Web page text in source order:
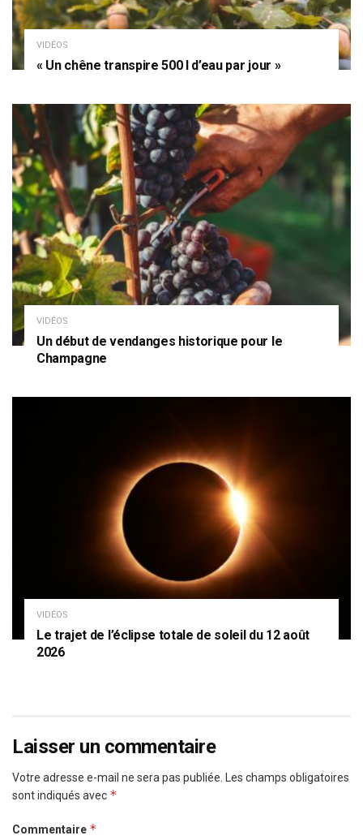
VIDÉOS
« Un chêne transpire 500 l d’eau par jour »
VIDÉOS
Un début de vendanges historique pour le
Champagne
VIDÉOS
Le trajet de l’éclipse totale de soleil du 12 août
2026
Laisser un commentaire
Votre adresse e-mail ne sera pas publiée. Les champs obligatoires
sont indiqués avec *
Commentaire *